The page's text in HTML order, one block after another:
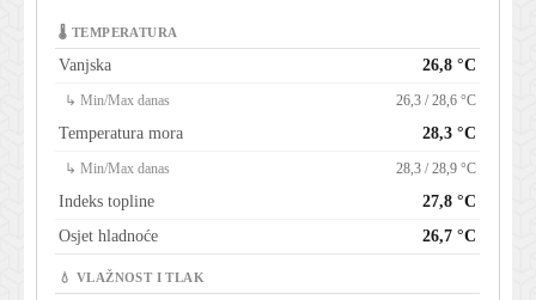
🌡 TEMPERATURA
Vanjska 26,8 °C
↳ Min/Max danas 26,3 / 28,6 °C
Temperatura mora 28,3 °C
↳ Min/Max danas 28,3 / 28,9 °C
Indeks topline
27,8 °C
Osjet hladnoće
26,7 °C
💧 VLAŽNOST I TLAK